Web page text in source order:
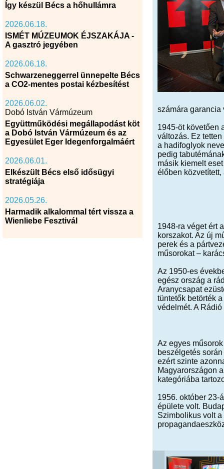
Így készül Bécs a hőhullámra
2026.06.18.
ISMÉT MÚZEUMOK ÉJSZAKÁJA -
A gasztró jegyében
2026.06.18.
Schwarzeneggerrel ünnepelte Bécs
a CO2-mentes postai kézbesítést
2026.06.02.
Dobó István Vármúzeum
Együttműködési megállapodást köt
a Dobó István Vármúzeum és az
Egyesület Eger Idegenforgalmáért
2026.06.01.
Elkészült Bécs első idősügyi
stratégiája
2026.05.26.
Harmadik alkalommal tért vissza a
Wienliebe Fesztivál
számára garancia
1945-öt követően
változás. Ez
a hadifoglyok
pedig
másik kiemelt
élőben
1948-ra véget ért
korszakot. Az új
perek és a
műsorokat –
Az 1950-es
egész ország a
Aranycsapat
tüntetők betörték
védelmét. A
Az egyes
beszélgetés
ezért szinte
Magyarországon
kategóriába
1956. október 23-
épülete volt.
Szimbolikus volt